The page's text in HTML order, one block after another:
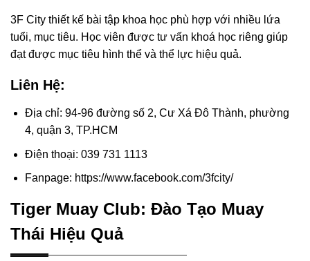
3F City thiết kế bài tập khoa học phù hợp với nhiều lứa
tuổi, mục tiêu. Học viên được tư vấn khoá học riêng giúp
đạt được mục tiêu hình thể và thể lực hiệu quả.
Liên Hệ:
Địa chỉ: 94-96 đường số 2, Cư Xá Đô Thành, phường
4, quận 3, TP.HCM
Điện thoại: 039 731 1113
Fanpage: https://www.facebook.com/3fcity/
Tiger Muay Club: Đào Tạo Muay
Thái Hiệu Quả